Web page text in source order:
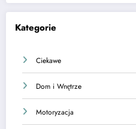
Kategorie
Ciekawe
Dom i Wnętrze
Motoryzacja